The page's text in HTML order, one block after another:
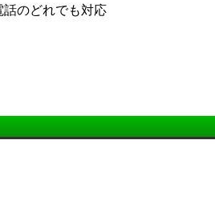
のどれでも対応してます！